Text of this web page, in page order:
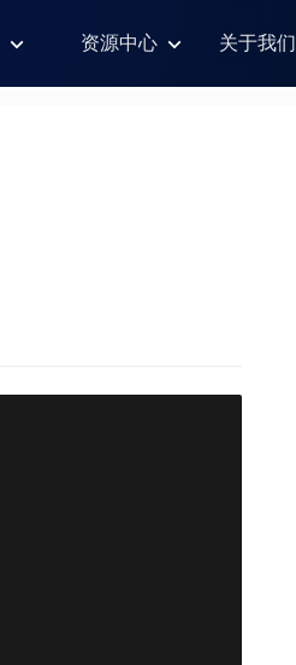
资源中心 关于我们